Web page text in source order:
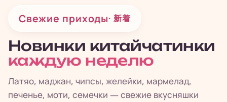
Свежие приходы· 新着
Новинки китайчатинки
каждую неделю
Латяо, маджан, чипсы, желейки, мармелад,
печенье, моти, семечки — свежие вкусняшки